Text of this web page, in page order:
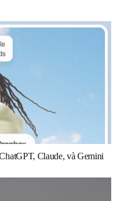
Claude, và Gemini